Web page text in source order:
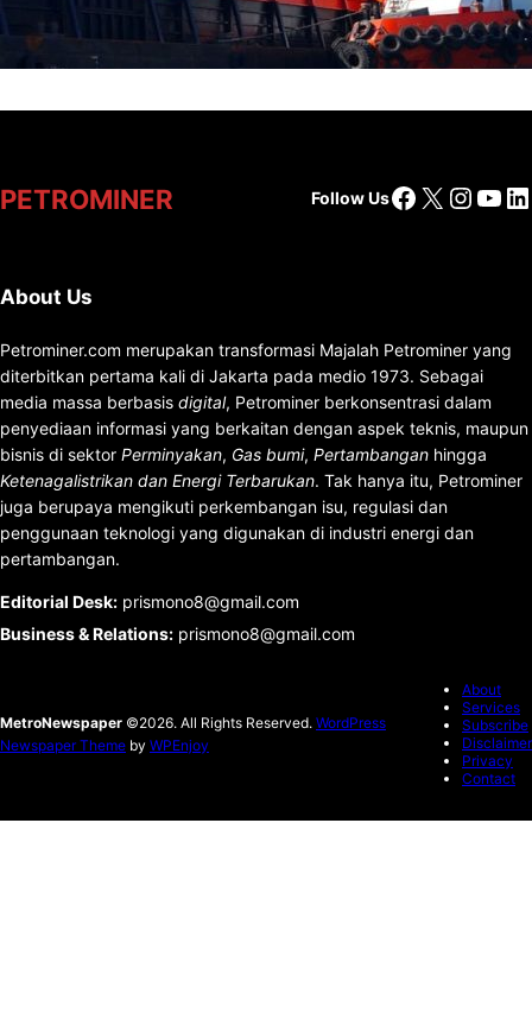
PETROMINER Follow UsFacebook
X
About Us
Petrominer.com merupakan transformasi Majalah Petrominer yang
diterbitkan pertama kali di Jakarta pada medio 1973. Sebagai
media massa berbasis digital, Petrominer berkonsentrasi dalam
penyediaan informasi yang berkaitan dengan aspek teknis, maupun
bisnis di sektor Perminyakan, Gas bumi, Pertambangan hingga
Ketenagalistrikan dan Energi Terbarukan. Tak hanya itu, Petrominer
juga berupaya mengikuti perkembangan isu, regulasi dan
penggunaan teknologi yang digunakan di industri energi dan
pertambangan.
Editorial Desk: prismono8@gmail.com
Business & Relations: prismono8@gmail.com
MetroNewspaper ©2026. All Rights Reserved. WordPress
Newspaper Theme by WPEnjoy
About
Services
Subscribe
Disclaimer
Privacy
Contact